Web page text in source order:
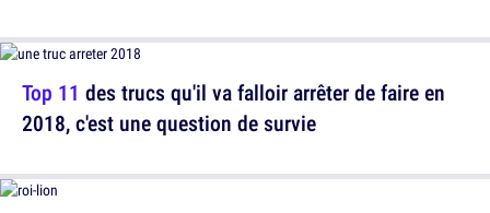
Top 11 des trucs qu'il va falloir arrêter de faire en
2018, c'est une question de survie